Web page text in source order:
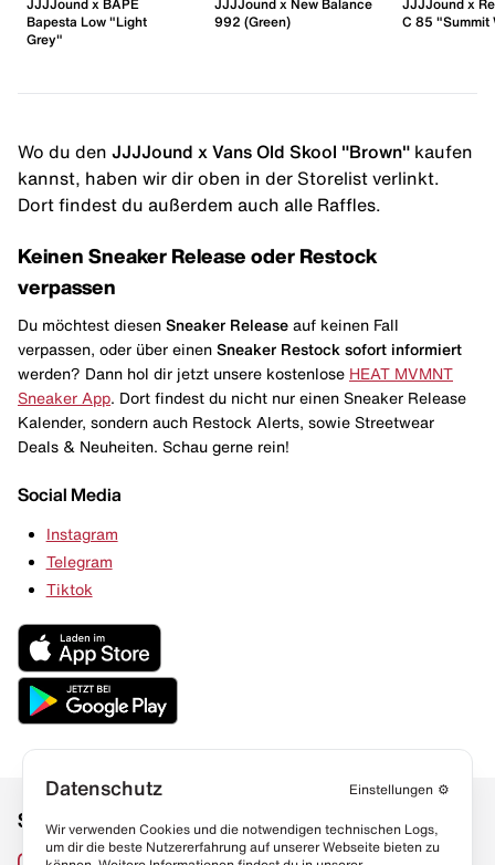
JJJJound x BAPE
Bapesta Low "Light
Grey"
JJJJound x New Balance
992 (Green)
JJJJound x
C 85 "Summit
Wo du den JJJJound x Vans Old Skool "Brown" kaufen
kannst, haben wir dir oben in der Storelist verlinkt.
Dort findest du außerdem auch alle Raffles.
Keinen Sneaker Release oder Restock
verpassen
Du möchtest diesen Sneaker Release auf keinen Fall
verpassen, oder über einen Sneaker Restock sofort informiert
werden? Dann hol dir jetzt unsere kostenlose HEAT MVMNT
Sneaker App. Dort findest du nicht nur einen Sneaker Release
Kalender, sondern auch Restock Alerts, sowie Streetwear
Deals & Neuheiten. Schau gerne rein!
Social Media
Instagram
Telegram
Tiktok
Social Media Links
Sneaker Lexikon
Datenschutz Einstellungen ⚙️
Wir verwenden Cookies und die notwendigen technischen Logs,
um dir die beste Nutzererfahrung auf unserer Webseite bieten zu